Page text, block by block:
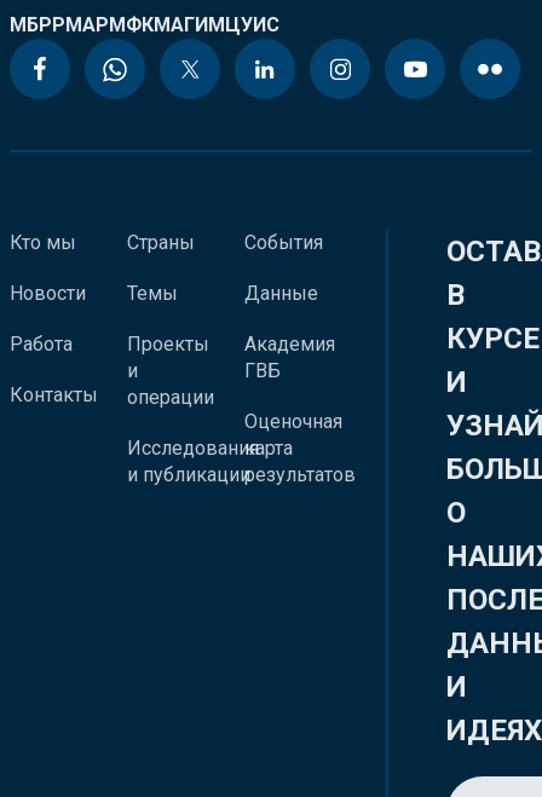
МБРРМАРМФКМАГИМЦУИС
Кто мы
Новости
Работа
Контакты
Страны
Темы
Проекты
и
операции
Исследования
и публикации
События
Данные
Академия
ГВБ
Оценочная
карта
результатов
В
КУРСЕ
И
О
И
ИДЕЯХ